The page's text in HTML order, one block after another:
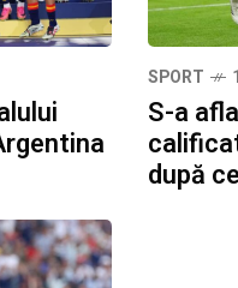
SPORT
S-a
după